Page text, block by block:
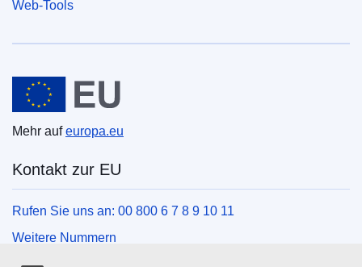
Web-Tools
Europäische Union
Mehr aufeuropa.eu
Kontakt zur EU
Rufen Sie uns an: 00 800 6 7 8 9 10 11
Weitere Nummern
Schreiben Sie uns über unser Kontaktformular